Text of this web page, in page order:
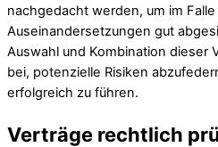
nachgedacht werden, um im
Auseinandersetzungen gut
Auswahl und Kombination dieser
bei, potenzielle Risiken
erfolgreich zu führen.
Verträge rechtlich